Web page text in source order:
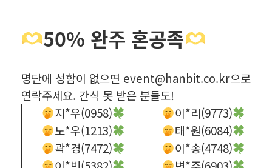
50% 완주 혼공족
명단에 성함이 없으면 event@hanbit.co.kr으로
연락주세요. 간식 못 받은 분들도!
지*우(0958)
이*리(9773)
노*우(1213)
태*원(6084)
곽*경(7472)
이*송(4748)